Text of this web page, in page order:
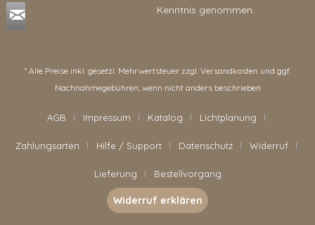
Kenntnis genommen.
* Alle Preise inkl. gesetzl. Mehrwertsteuer zzgl. Versandkosten und ggf.
Nachnahmegebühren, wenn nicht anders beschrieben
AGB Impressum Katalog Lichtplanung
Zahlungsarten Hilfe / Support Datenschutz Widerruf
Lieferung Bestellvorgang
Widerruf erklären